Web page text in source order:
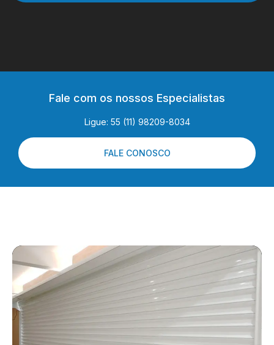
Fale com os nossos Especialistas
Ligue: 55 (11) 98209-8034
FALE CONOSCO